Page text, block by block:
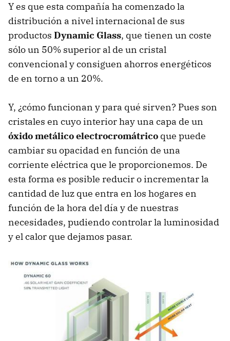
Y es que esta compañía ha comenzado la
distribución a nivel internacional de sus
productos Dynamic Glass, que tienen un coste
sólo un 50% superior al de un cristal
convencional y consiguen ahorros energéticos
de en torno a un 20%.
Y, ¿cómo funcionan y para qué sirven? Pues son
cristales en cuyo interior hay una capa de un
óxido metálico electrocromátrico que puede
cambiar su opacidad en función de una
corriente eléctrica que le proporcionemos. De
esta forma es posible reducir o incrementar la
cantidad de luz que entra en los hogares en
función de la hora del día y de nuestras
necesidades, pudiendo controlar la luminosidad
y el calor que dejamos pasar.